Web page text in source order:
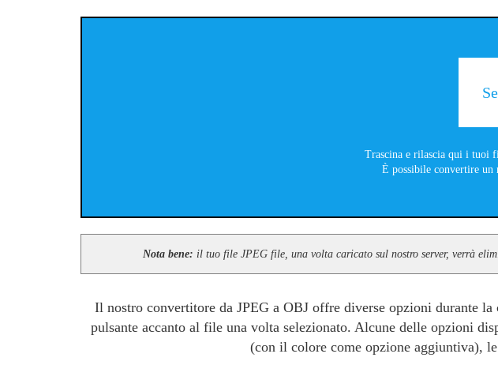
Trascina e rilascia qui i tuoi
È possibile convertire un
Nota bene: il tuo file JPEG file, una volta caricato sul nostro server, verrà
Il nostro convertitore da JPEG a OBJ offre diverse opzioni durante
pulsante accanto al file una volta selezionato. Alcune delle opzioni
(con il colore come opzione aggiuntiva),